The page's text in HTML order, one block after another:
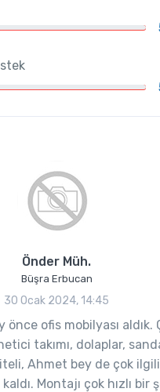
Önder Müh.
Büşra Erbucan
30 Ocak 2024, 14:45
ofis mobilyası aldık.
takımı, dolaplar,
Ahmet bey de çok
Montajı çok hızlı bir